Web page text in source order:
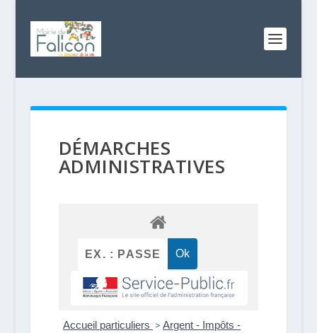
DÉMARCHES
ADMINISTRATIVES
Accueil particuliers > Argent - Impôts -